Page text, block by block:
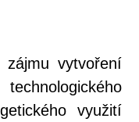
vytvoření
využití